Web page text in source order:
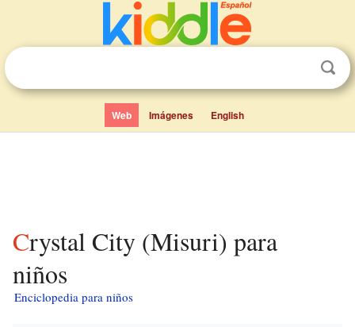
Web Imágenes English
Crystal City (Misuri) para
niños
Enciclopedia para niños